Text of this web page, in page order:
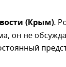
(Крым).
он не